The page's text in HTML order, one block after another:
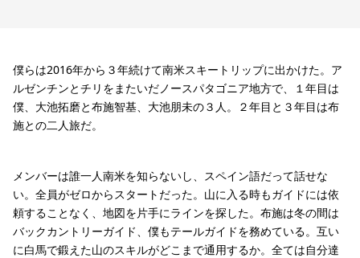
僕らは2016年から３年続けて南米スキートリップに出かけた。ア
ルゼンチンとチリをまたいだノースパタゴニア地方で、１年目は
僕、大池拓磨と布施智基、大池朋未の３人。２年目と３年目は布
施との二人旅だ。
メンバーは誰一人南米を知らないし、スペイン語だって話せな
い。全員がゼロからスタートだった。山に入る時もガイドには依
頼することなく、地図を片手にラインを探した。布施は冬の間は
バックカントリーガイド、僕もテールガイドを務めている。互い
に白馬で鍛えた山のスキルがどこまで通用するか。全ては自分達